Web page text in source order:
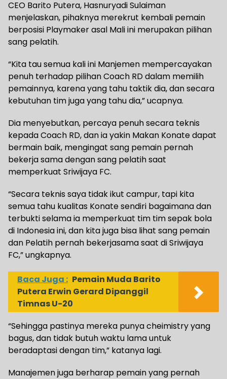
CEO Barito Putera, Hasnuryadi Sulaiman
menjelaskan, pihaknya merekrut kembali pemain
berposisi Playmaker asal Mali ini merupakan pilihan
sang pelatih.
“Kita tau semua kali ini Manjemen mempercayakan
penuh terhadap pilihan Coach RD dalam memilih
pemainnya, karena yang tahu taktik dia, dan secara
kebutuhan tim juga yang tahu dia,” ucapnya.
Dia menyebutkan, percaya penuh secara teknis
kepada Coach RD, dan ia yakin Makan Konate dapat
bermain baik, mengingat sang pemain pernah
bekerja sama dengan sang pelatih saat
memperkuat Sriwijaya FC.
“Secara teknis saya tidak ikut campur, tapi kita
semua tahu kualitas Konate sendiri bagaimana dan
terbukti selama ia memperkuat tim tim sepak bola
di Indonesia ini, dan kita juga bisa lihat sang pemain
dan Pelatih pernah bekerjasama saat di Sriwijaya
FC,” ungkapnya.
Baca Juga : Pemain Muda Barito
Putera Erwin Gerard Dipanggil
Timnas U-20
“Sehingga pastinya mereka punya cheimistry yang
bagus, dan tidak butuh waktu lama untuk
beradaptasi dengan tim,” katanya lagi.
Manajemen juga berharap pemain yang pernah